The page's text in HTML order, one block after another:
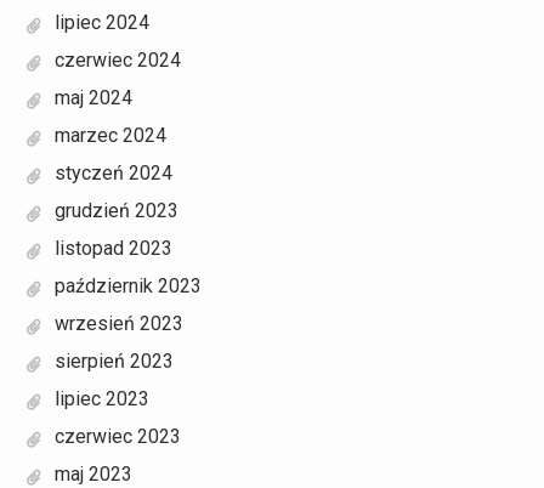
lipiec 2024
czerwiec 2024
maj 2024
marzec 2024
styczeń 2024
grudzień 2023
listopad 2023
październik 2023
wrzesień 2023
sierpień 2023
lipiec 2023
czerwiec 2023
maj 2023